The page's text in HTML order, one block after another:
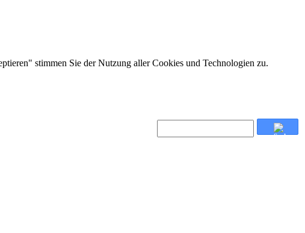
stimmen Sie der Nutzung aller Cookies und Technologien zu.